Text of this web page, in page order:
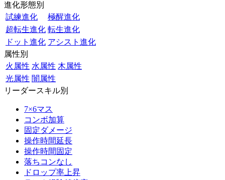
進化形態別
試練進化
極醒進化
超転生進化 転生進化
ドット進化 アシスト進化
属性別
火属性 水属性 木属性
光属性 闇属性
リーダースキル別
7×6マス
コンボ加算
固定ダメージ
操作時間延長
操作時間固定
落ちコンなし
ドロップ率上昇